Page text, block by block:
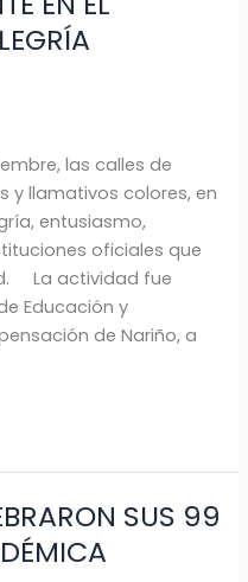
las calles de
y llamativos colores, en
entusiasmo,
oficiales que
La actividad fue
Educación y
de Nariño, a
SUS 99